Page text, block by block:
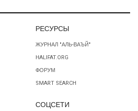
РЕСУРСЫ
ЖУРНАЛ "АЛЬ-ВАЪЙ"
HALIFAT.ORG
ФОРУМ
SMART SEARCH
СОЦСЕТИ